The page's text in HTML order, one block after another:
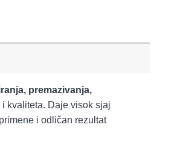
premazivanja,
kvaliteta. Daje visok sjaj
i odličan rezultat